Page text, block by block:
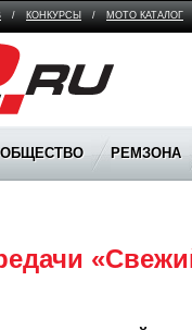
/ КОНКУРСЫ / МОТО КАТАЛОГ
РЕМЗОНА